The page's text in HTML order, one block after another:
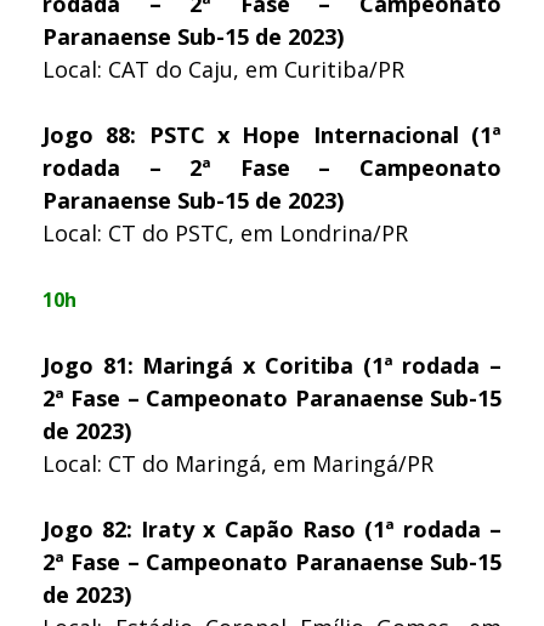
Paranaense Sub-15 de 2023)
Local: CAT do Caju, em Curitiba/PR
Jogo 88: PSTC x Hope Internacional (1ª
rodada – 2ª Fase – Campeonato
Paranaense Sub-15 de 2023)
Local: CT do PSTC, em Londrina/PR
10h
Jogo 81: Maringá x Coritiba (1ª rodada –
2ª Fase – Campeonato Paranaense Sub-15
de 2023)
Local: CT do Maringá, em Maringá/PR
Jogo 82: Iraty x Capão Raso (1ª rodada –
2ª Fase – Campeonato Paranaense Sub-15
de 2023)